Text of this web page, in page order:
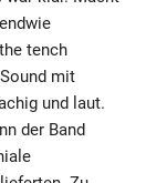
tench
mit
und laut.
der Band